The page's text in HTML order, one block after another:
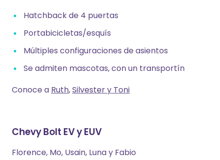
Hatchback de 4 puertas
Portabicicletas/esquís
Múltiples configuraciones de asientos
Se admiten mascotas, con un transportín
Conoce a Ruth,Silvester y Toni
Chevy Bolt EV y EUV
Florence, Mo, Usain, Luna y Fabio